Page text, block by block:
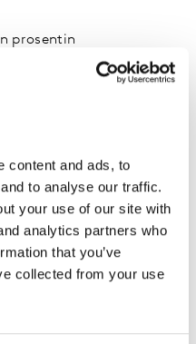
content and ads, to
to analyse our traffic.
your use of our site with
analytics partners who
that you’ve
collected from your use
prosentin
Muissa
oli laskussa.
öljy- ja energiayhtiöt,
matkailu ja liikenne.
% verrattuna